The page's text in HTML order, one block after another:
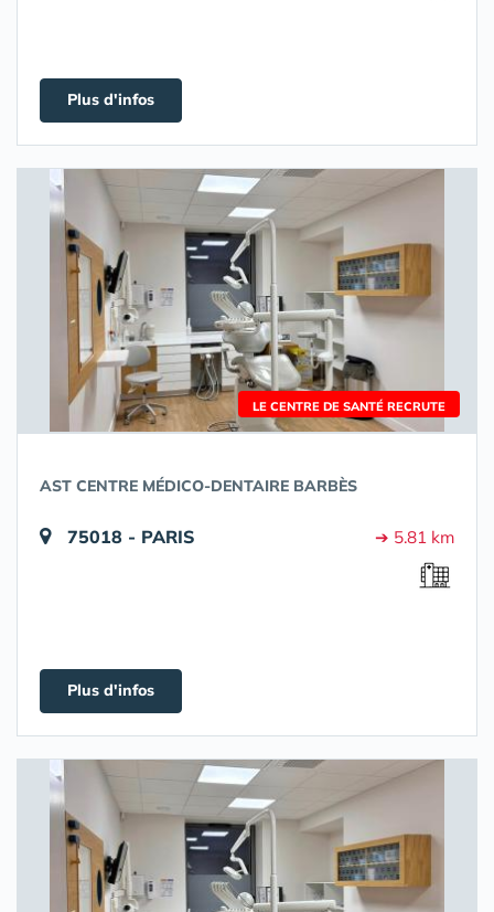
Plus d'infos
LE CENTRE DE SANTÉ RECRUTE
AST CENTRE MÉDICO-DENTAIRE BARBÈS
75018 - PARIS ➔ 5.81 km
Plus d'infos